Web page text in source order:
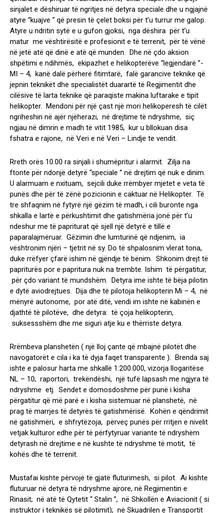
sinjalet e dëshiruar të ngritjes në detyra speciale dhe u ngjajnë
atyre “kuajve “ që presin të çelet boksi për t’u turrur me galop.
Atyre u ndritin sytë e u gufon gjoksi, nga dëshira për t’u
matur me vështirësitë e profesionit e të terrenit, për të vënë
në jetë atë që dinë e atë që munden. Dhe në çdo aksion
shpëtimi e ndihmës, ekipazhet e helikopterëve “legjendarë ”-
MI – 4, kanë dalë përherë fitimtarë, falë garancive teknike që
jepnin teknikët dhe specialistët duarartë të Regjimentit dhe
cilësive të larta teknike që paraqiste makina luftarake e tipit
helikopter. Mendoni për një çast një mori helikoperesh të cilët
ngriheshin në ajër njëherazi, në drejtime të ndryshme, siç
ngjau në dimrin e madh të vitit 1985, kur u bllokuan disa
fshatra e rajone, në Veri e në Veri – Lindje te vendit.
Rreth orës 10.00 ra sinjali i shumëpritur i alarmit. Zilja na
ftonte për ndonjë detyrë “speciale ” në drejtim që nuk e dinim.
U alarmuam e nxituam, sejcili duke rrëmbyer mjetet e veta të
punës dhe për të zënë pozicionin e caktuar në Helikopter. Të
tre shfaqnim në fytyrë një gëzim të madh, i cili buronte nga
shkalla e lartë e përkushtimit dhe gatishmëria jonë për t’u
ndeshur me të papriturat që sjell një detyrë e tillë e
paparalajmëruar. Gëzimin dhe lumturinë që ndjenim, ia
vështronim njëri – tjetrit në sy. Do të shpalosnim vlerat tona,
duke rrëfyer çfarë ishim në gjëndje të bënim. Shkonim drejt të
papriturës por e papritura nuk na trembte. Ishim të përgatitur,
për çdo variant të mundshëm. Detyra ime ishte të bëja pilotin
e dytë aviodrejtues. Dija dhe të pilotoja helikopterin Mi – 4, në
mënyrë autonome, por atë ditë, vendi im ishte në kabinën e
djathtë të pilotëve, dhe detyra: të çoja helikopterin,
suksessshëm dhe me siguri atje ku e thërriste detyra.
Rrëmbeva planshetën ( një lloj çante që mbajnë pilotët dhe
navogatorët e cila i ka të dyja faqet transparente ). Brenda saj
ishte e palosur harta me shkallë 1:200.000, vizorja llogaritëse
NL – 10; raportori, trekëndëshi, një tufë lapsash me ngjyra të
ndryshme etj. Sendet e domosdoshme për punë i kisha
përgatitur që më parë e i kisha sistemuar në planshetë, në
prag të marrjes të detyrës të gatishmërisë. Kohën e qëndrimit
në gatishmëri, e shfrytëzoja, përveç punës për rritjen e nivelit
vetjak kulturor edhe për të përfytyruar variante të ndryshëm
detyrash në drejtime e në kushte të ndryshme të motit, të
kohës dhe të terrenit.
Mustafai kishte përvojë të gjatë fluturimesh, si pilot. Ai kishte
fluturuar në detyra të ndryshme ajrore, në Regjimentin e
Rinasit; në atë të Qytetit “ Stalin ”, në Shkollën e Aviacionit ( si
instruktor i teknikës së pilotimit); në Skuadrilen e Transportit